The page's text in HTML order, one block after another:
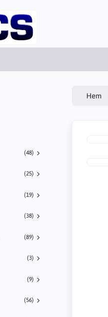
(48)
(25)
(19)
(38)
(89)
(3)
(9)
(56)
Hem